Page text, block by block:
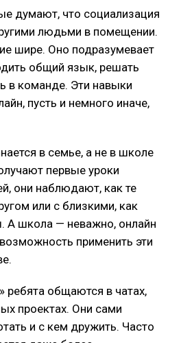
думают, что социализация
людьми в помещении.
шире. Оно подразумевает
общий язык, решать
в команде. Эти навыки
пусть и немного иначе,
в семье, а не в школе
первые уроки
они наблюдают, как те
или с близкими, как
А школа — неважно, онлайн
применить эти
общаются в чатах,
проектах. Они сами
и с кем дружить. Часто